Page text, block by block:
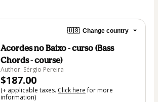
🇺🇸 Change country
Acordes no Baixo - curso (Bass
Chords - course)
Author: Sérgio Pereira
$187.00
(+ applicable taxes. Click herefor more
information)